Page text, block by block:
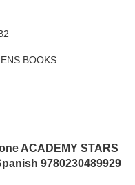
BOOKS
ACADEMY STARS
9780230489929